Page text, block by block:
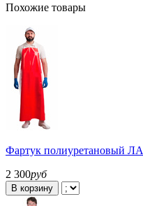
Похожие товары
Фартук полиуретановый
2 300руб
В корзину